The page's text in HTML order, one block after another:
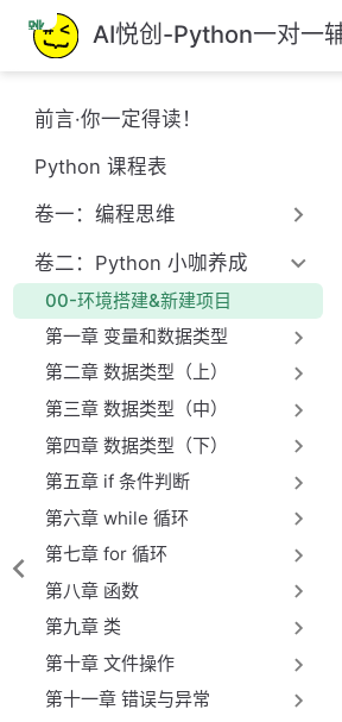
跳
至
主
要
內
AI悦创-Python一对一
前言·你一定得读！
Python 课程表
卷一：编程思维
卷二：Python 小咖养成
00-环境搭建&新建项目
第一章 变量和数据类型
第二章 数据类型（上）
第三章 数据类型（中）
第四章 数据类型（下）
第五章 if 条件判断
第六章 while 循环
第七章 for 循环
第八章 函数
第九章 类
第十章 文件操作
第十一章 错误与异常